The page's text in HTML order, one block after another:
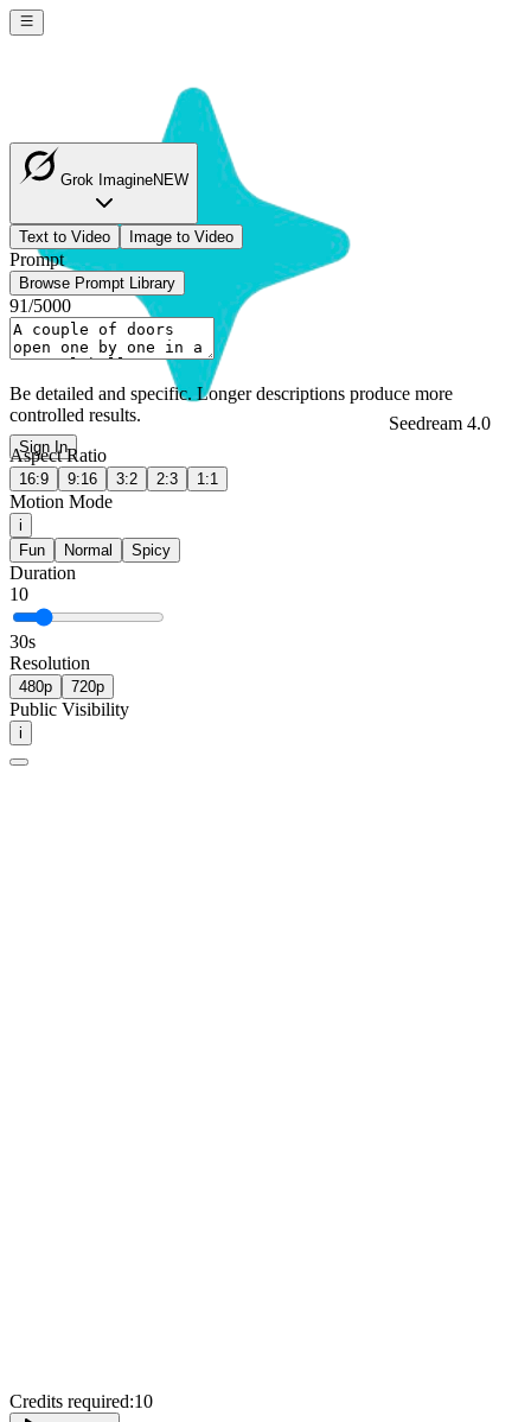
Seedream 4.0
Sign In
Grok ImagineNEW
Text to Video Image to Video
Prompt
Browse Prompt Library
91/5000
Be detailed and specific. Longer descriptions produce more
controlled results.
Aspect Ratio
16:9 9:16 3:2 2:3 1:1
Motion Mode
i
Fun
Normal Spicy
Duration
10
30s
Resolution
480p 720p
Public Visibility
i
Credits required:10